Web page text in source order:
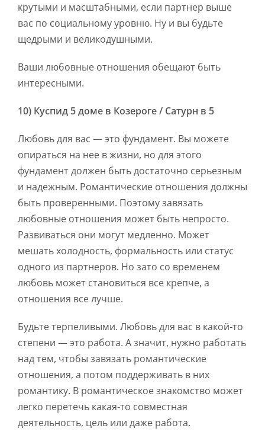
крутыми и масштабными, если партнер выше
вас по социальному уровню. Ну и вы будьте
щедрыми и великодушными.
Ваши любовные отношения обещают быть
интересными.
10) Куспид 5 доме в Козероге / Сатурн в 5
Любовь для вас — это фундамент. Вы можете
опираться на нее в жизни, но для этого
фундамент должен быть достаточно серьезным
и надежным. Романтические отношения должны
быть проверенными. Поэтому завязать
любовные отношения может быть непросто.
Развиваться они могут медленно. Может
мешать холодность, формальность или статус
одного из партнеров. Но зато со временем
любовь может становиться все крепче, а
отношения все лучше.
Будьте терпеливыми. Любовь для вас в какой-то
степени — это работа. А значит, нужно работать
над тем, чтобы завязать романтические
отношения, а потом поддерживать в них
романтику. В романтическое знакомство может
легко перетечь какая-то совместная
деятельность, цель или даже работа.